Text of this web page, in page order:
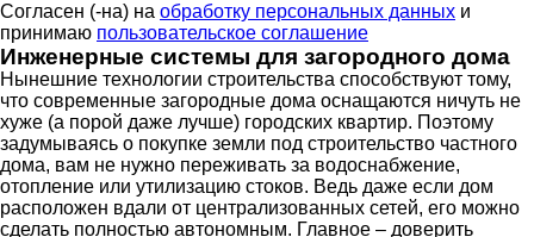
Согласен (-на) на обработку персональных данных и
принимаю пользовательское соглашение
Инженерные системы для загородного дома
Нынешние технологии строительства способствуют тому,
что современные загородные дома оснащаются ничуть не
хуже (а порой даже лучше) городских квартир. Поэтому
задумываясь о покупке земли под строительство частного
дома, вам не нужно переживать за водоснабжение,
отопление или утилизацию стоков. Ведь даже если дом
расположен вдали от централизованных сетей, его можно
сделать полностью автономным. Главное – доверить